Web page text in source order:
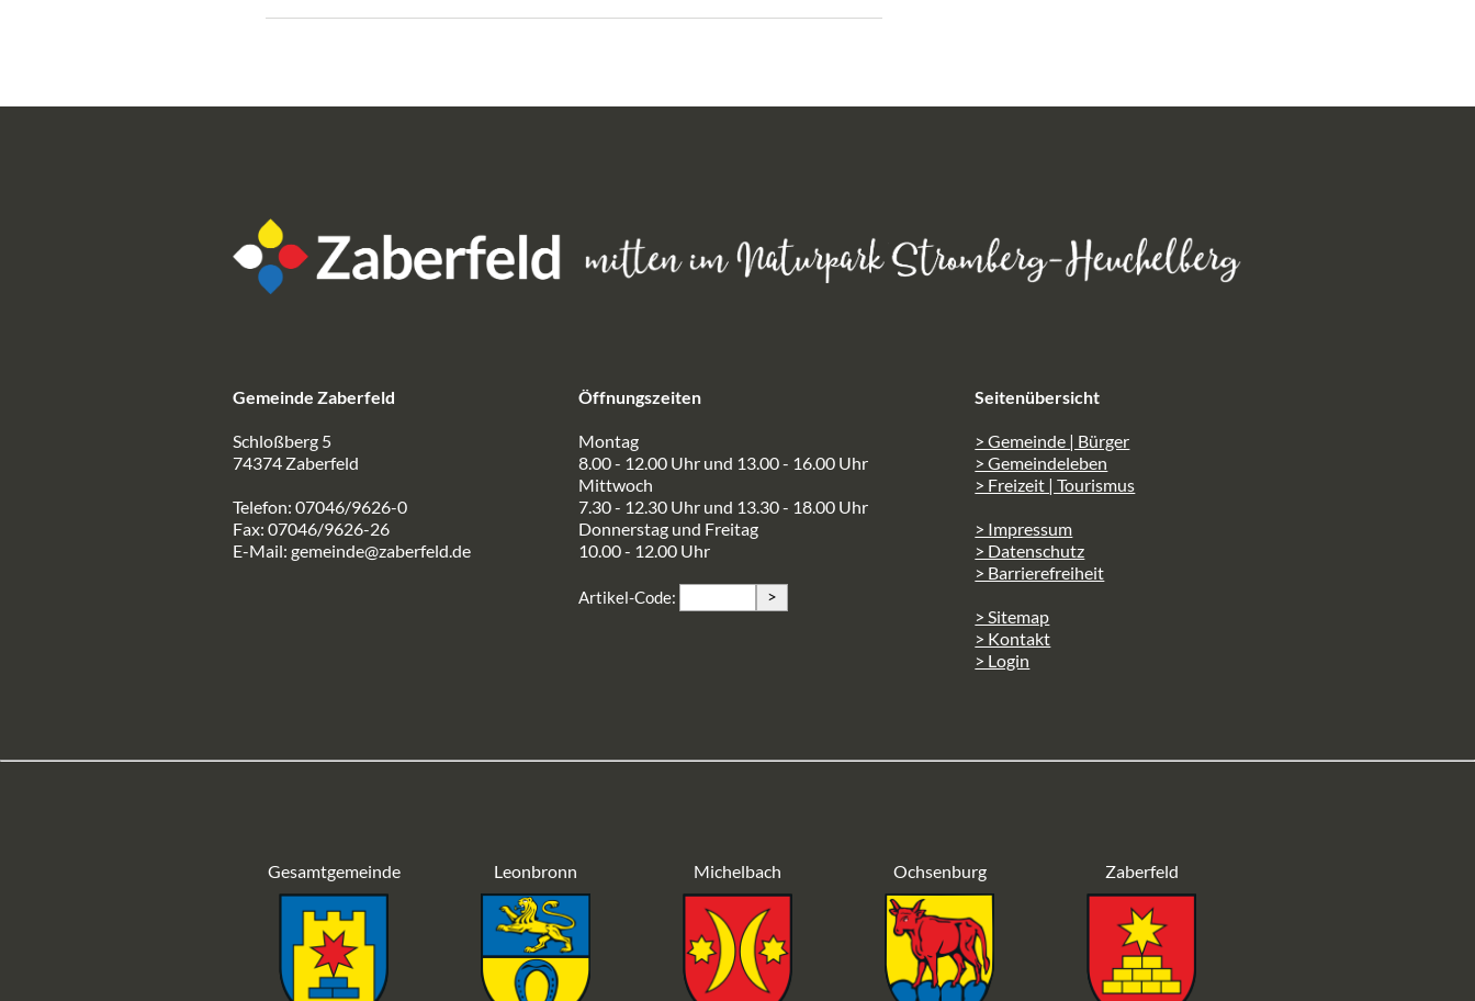
Gemeinde Zaberfeld
Schloßberg 5
74374 Zaberfeld
Telefon: 07046/9626-0
Fax: 07046/9626-26
E-Mail: gemeinde@zaberfeld.de
Öffnungszeiten
Montag
8.00 - 12.00 Uhr und 13.00 - 16.00 Uhr
Mittwoch
7.30 - 12.30 Uhr und 13.30 - 18.00 Uhr
Donnerstag und Freitag
10.00 - 12.00 Uhr
Artikel-Code: >
Seitenübersicht
> Gemeinde | Bürger
> Gemeindeleben
> Freizeit | Tourismus
> Impressum
> Datenschutz
> Barrierefreiheit
> Sitemap
> Kontakt
> Login
Gesamtgemeinde Leonbronn Michelbach Ochsenburg Zaberfeld